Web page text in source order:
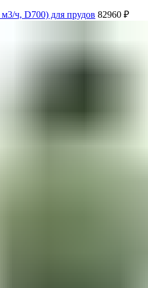
ч, D700) для прудов 82960 ₽